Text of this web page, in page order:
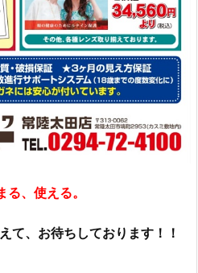
、使える。
て、お待ちしております！！